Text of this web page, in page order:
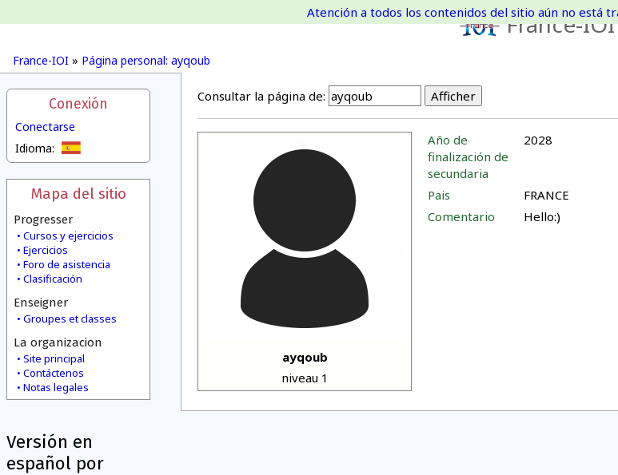
France-IOI
France-IOI » Página personal: ayqoub
Atención a todos los contenidos del sitio aún no está
Conexión
Conectarse
Idioma:
Mapa del sitio
Progresser
Cursos y ejercicios
Ejercicios
Foro de asistencia
Clasificación
Enseigner
Groupes et classes
La organizacion
Site principal
Contáctenos
Notas legales
Versión en
español por
Consultar la página de:
ayqoub
niveau 1
Año de
finalización de
secundaria
2028
Pais
FRANCE
Comentario
Hello:)